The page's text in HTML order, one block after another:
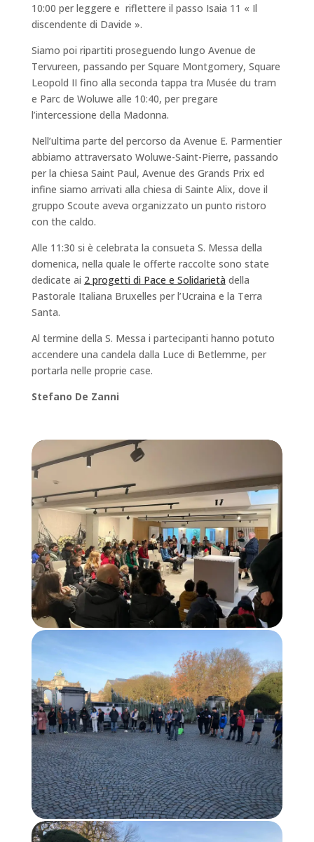
10:00 per leggere e riflettere il passo Isaia 11 « Il
discendente di Davide ».
Siamo poi ripartiti proseguendo lungo Avenue de
Tervureen, passando per Square Montgomery, Square
Leopold II fino alla seconda tappa tra Musée du tram
e Parc de Woluwe alle 10:40, per pregare
l’intercessione della Madonna.
Nell’ultima parte del percorso da Avenue E. Parmentier
abbiamo attraversato Woluwe-Saint-Pierre, passando
per la chiesa Saint Paul, Avenue des Grands Prix ed
infine siamo arrivati alla chiesa di Sainte Alix, dove il
gruppo Scoute aveva organizzato un punto ristoro
con the caldo.
Alle 11:30 si è celebrata la consueta S. Messa della
domenica, nella quale le offerte raccolte sono state
dedicate ai 2 progetti di Pace e Solidarietà della
Pastorale Italiana Bruxelles per l’Ucraina e la Terra
Santa.
Al termine della S. Messa i partecipanti hanno potuto
accendere una candela dalla Luce di Betlemme, per
portarla nelle proprie case.
Stefano De Zanni